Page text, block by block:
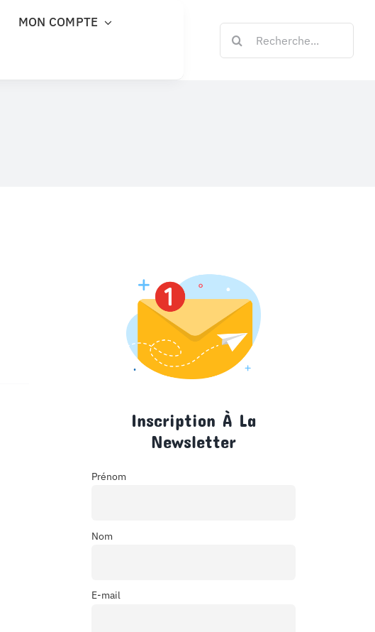
MON COMPTE
Inscription À La
Newsletter
Prénom
Nom
E-mail